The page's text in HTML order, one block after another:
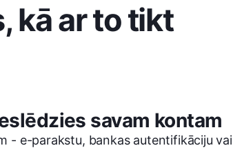
kā ar to tikt
savam kontam
- e-parakstu, bankas autentifikāciju vai